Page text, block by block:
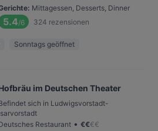
: Mittagessen, Desserts, Dinner
5.4/6 324 rezensionen
Sonntags geöffnet
im Deutschen Theater
sich in Ludwigsvorstadt-
Restaurant • €€€€